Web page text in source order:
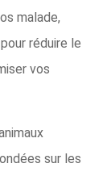
malade,
réduire le
vos
sur les